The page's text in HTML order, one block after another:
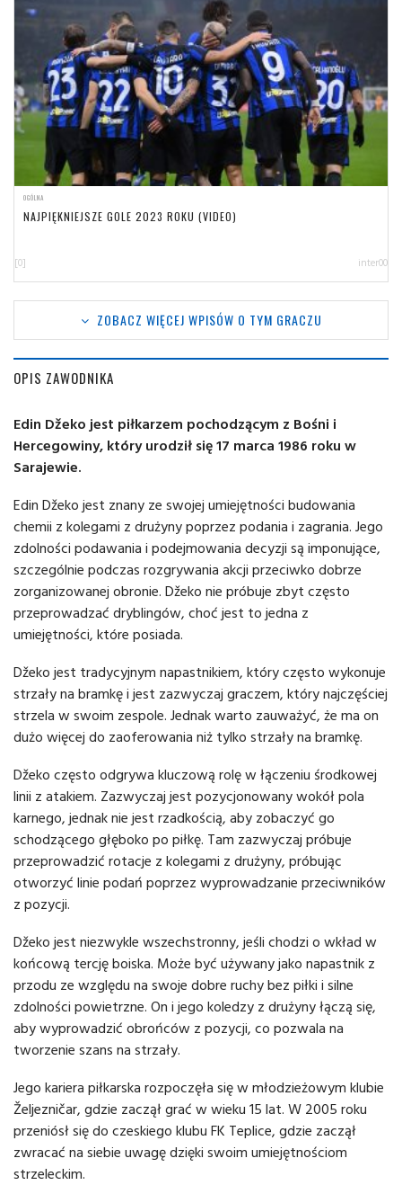
OGÓLNA
NAJPIĘKNIEJSZE GOLE 2023 ROKU (VIDEO)
[0] inter00
ZOBACZ WIĘCEJ WPISÓW O TYM GRACZU
OPIS ZAWODNIKA
Edin Džeko jest piłkarzem pochodzącym z Bośni i
Hercegowiny, który urodził się 17 marca 1986 roku w
Sarajewie.
Edin Džeko jest znany ze swojej umiejętności budowania
chemii z kolegami z drużyny poprzez podania i zagrania. Jego
zdolności podawania i podejmowania decyzji są imponujące,
szczególnie podczas rozgrywania akcji przeciwko dobrze
zorganizowanej obronie. Džeko nie próbuje zbyt często
przeprowadzać dryblingów, choć jest to jedna z
umiejętności, które posiada.
Džeko jest tradycyjnym napastnikiem, który często wykonuje
strzały na bramkę i jest zazwyczaj graczem, który najczęściej
strzela w swoim zespole. Jednak warto zauważyć, że ma on
dużo więcej do zaoferowania niż tylko strzały na bramkę.
Džeko często odgrywa kluczową rolę w łączeniu środkowej
linii z atakiem. Zazwyczaj jest pozycjonowany wokół pola
karnego, jednak nie jest rzadkością, aby zobaczyć go
schodzącego głęboko po piłkę. Tam zazwyczaj próbuje
przeprowadzić rotacje z kolegami z drużyny, próbując
otworzyć linie podań poprzez wyprowadzanie przeciwników
z pozycji.
Džeko jest niezwykle wszechstronny, jeśli chodzi o wkład w
końcową tercję boiska. Może być używany jako napastnik z
przodu ze względu na swoje dobre ruchy bez piłki i silne
zdolności powietrzne. On i jego koledzy z drużyny łączą się,
aby wyprowadzić obrońców z pozycji, co pozwala na
tworzenie szans na strzały.
Jego kariera piłkarska rozpoczęła się w młodzieżowym klubie
Željezničar, gdzie zaczął grać w wieku 15 lat. W 2005 roku
przeniósł się do czeskiego klubu FK Teplice, gdzie zaczął
zwracać na siebie uwagę dzięki swoim umiejętnościom
strzeleckim.